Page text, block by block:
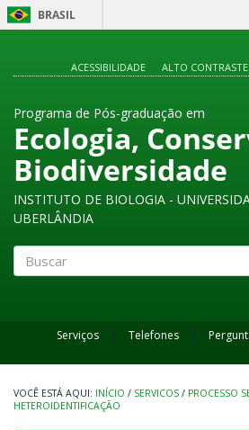
BRASIL
ACESSIBILIDADE
ALTO CONTRASTE
Programa de Pós-graduação em
Ecologia,
Biodiversidade
INSTITUTO DE BIOLOGIA -
UBERLÂNDIA
Serviços Telefones
INÍCIO / SERVICOS / PROCESSO
HETEROIDENTIFICAÇÃO